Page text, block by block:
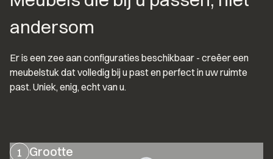
andersom
Er is een zee aan configuraties beschikbaar - creëer een
meubelstuk dat volledig bij u past en perfect in uw ruimte
past. Uniek, enig, echt van u.
1 Grootte